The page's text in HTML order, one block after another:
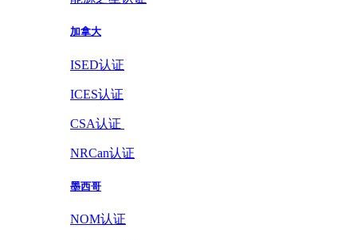
加拿大
ISED认证
ICES认证
CSA认证
NRCan认证
墨西哥
NOM认证